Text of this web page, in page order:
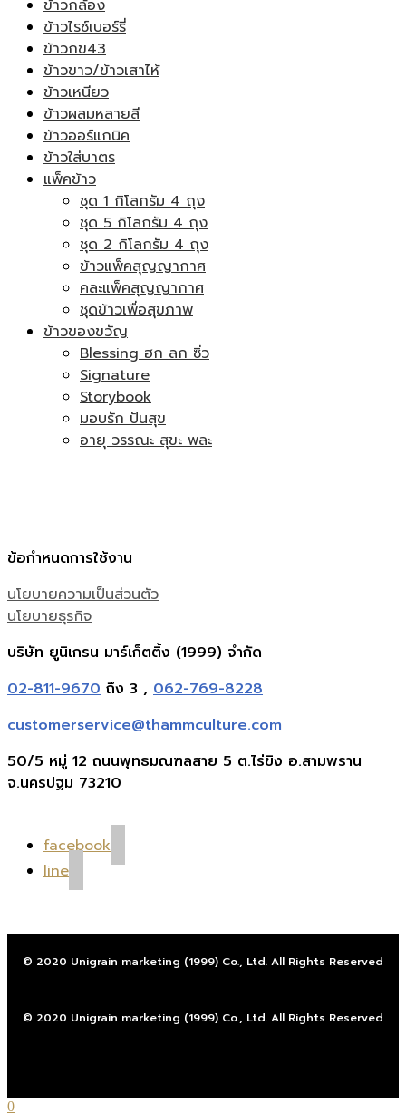
ข้าวกล้อง
ข้าวไรซ์เบอร์รี่
ข้าวกข43
ข้าวขาว/ข้าวเสาไห้
ข้าวเหนียว
ข้าวผสมหลายสี
ข้าวออร์แกนิค
ข้าวใส่บาตร
แพ็คข้าว
ชุด 1 กิโลกรัม 4 ถุง
ชุด 5 กิโลกรัม 4 ถุง
ชุด 2 กิโลกรัม 4 ถุง
ข้าวแพ็คสุญญากาศ
คละแพ็คสุญญากาศ
ชุดข้าวเพื่อสุขภาพ
ข้าวของขวัญ
Blessing ฮก ลก ซิ่ว
Signature
Storybook
มอบรัก ปันสุข
อายุ วรรณะ สุขะ พละ
ข้อกำหนดการใช้งาน
นโยบายความเป็นส่วนตัว
นโยบายธุรกิจ
บริษัท ยูนิเกรน มาร์เก็ตติ้ง (1999) จำกัด
02-811-9670 ถึง 3 , 062-769-8228
customerservice@thammculture.com
50/5 หมู่ 12 ถนนพุทธมณฑลสาย 5 ต.ไร่ขิง อ.สามพราน
จ.นครปฐม 73210
facebook
line
© 2020 Unigrain marketing (1999) Co., Ltd. All Rights Reserved
© 2020 Unigrain marketing (1999) Co., Ltd. All Rights Reserved
0